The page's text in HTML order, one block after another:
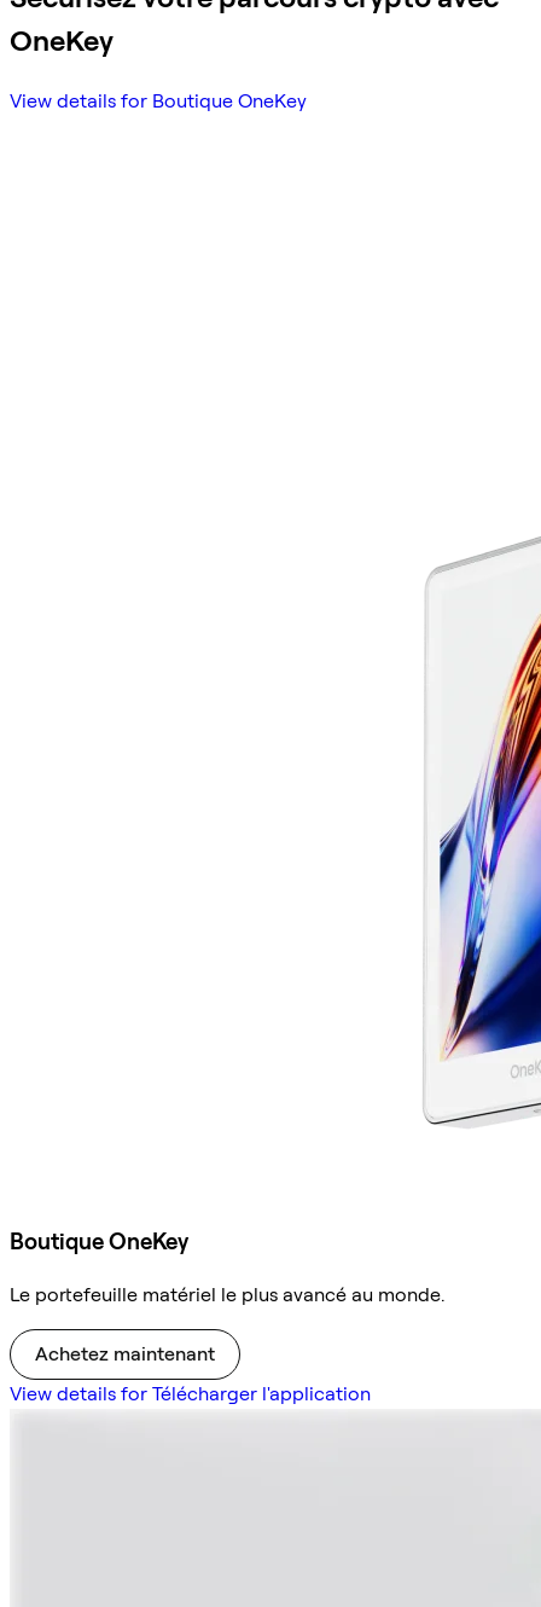
OneKey
View details for Boutique OneKey
Boutique OneKey
Le portefeuille matériel le plus avancé au monde.
Achetez maintenant
View details for Télécharger l'application